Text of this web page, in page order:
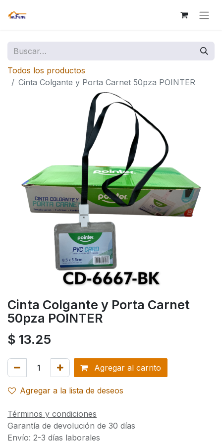
Todos los productos
Cinta Colgante y Porta Carnet 50pza POINTER
Cinta Colgante y Porta Carnet
50pza POINTER
$ 13.25
Agregar al carrito
Agregar a la lista de deseos
Términos y condiciones
Garantía de devolución de 30 días
Envío: 2-3 días laborales